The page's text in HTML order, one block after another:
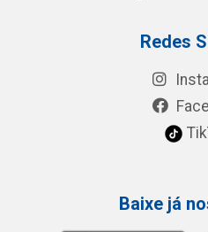
Redes
Baixe já